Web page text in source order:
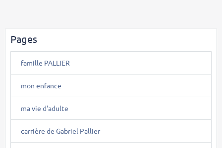
Pages
famille PALLIER
mon enfance
ma vie d'adulte
carrière de Gabriel Pallier